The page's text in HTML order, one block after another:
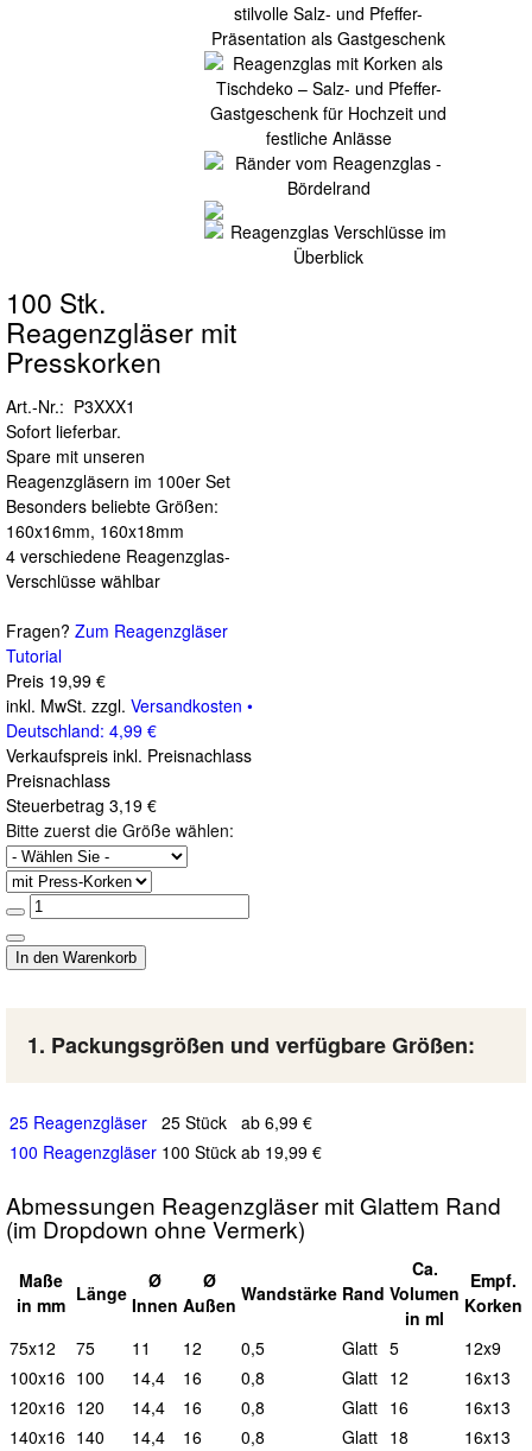
100 Stk.
Reagenzgläser mit
Presskorken
Art.-Nr.: P3XXX1
Sofort lieferbar.
Spare mit unseren
Reagenzgläsern im 100er Set
Besonders beliebte Größen:
160x16mm, 160x18mm
4 verschiedene Reagenzglas-
Verschlüsse wählbar
Fragen? Zum Reagenzgläser
Tutorial
Preis 19,99 €
inkl. MwSt. zzgl. Versandkosten •
Deutschland: 4,99 €
Verkaufspreis inkl. Preisnachlass
Preisnachlass
Steuerbetrag 3,19 €
Bitte zuerst die Größe wählen:
1. Packungsgrößen und verfügbare Größen:
25 Reagenzgläser 25 Stück ab 6,99 €
100 Reagenzgläser 100 Stück ab 19,99 €
Abmessungen Reagenzgläser mit Glattem Rand
(im Dropdown ohne Vermerk)
Maße
in mm Länge
Ø
Innen
Ø
Außen Wandstärke Rand
Ca.
Volumen
in ml
Empf.
Korken
75x12
75 11 12 0,5 Glatt 5
12x9
100x16 100 14,4 16 0,8 Glatt 12
16x13
120x16 120 14,4 16 0,8 Glatt 16
16x13
140x16 140 14,4 16 0,8 Glatt 18
16x13